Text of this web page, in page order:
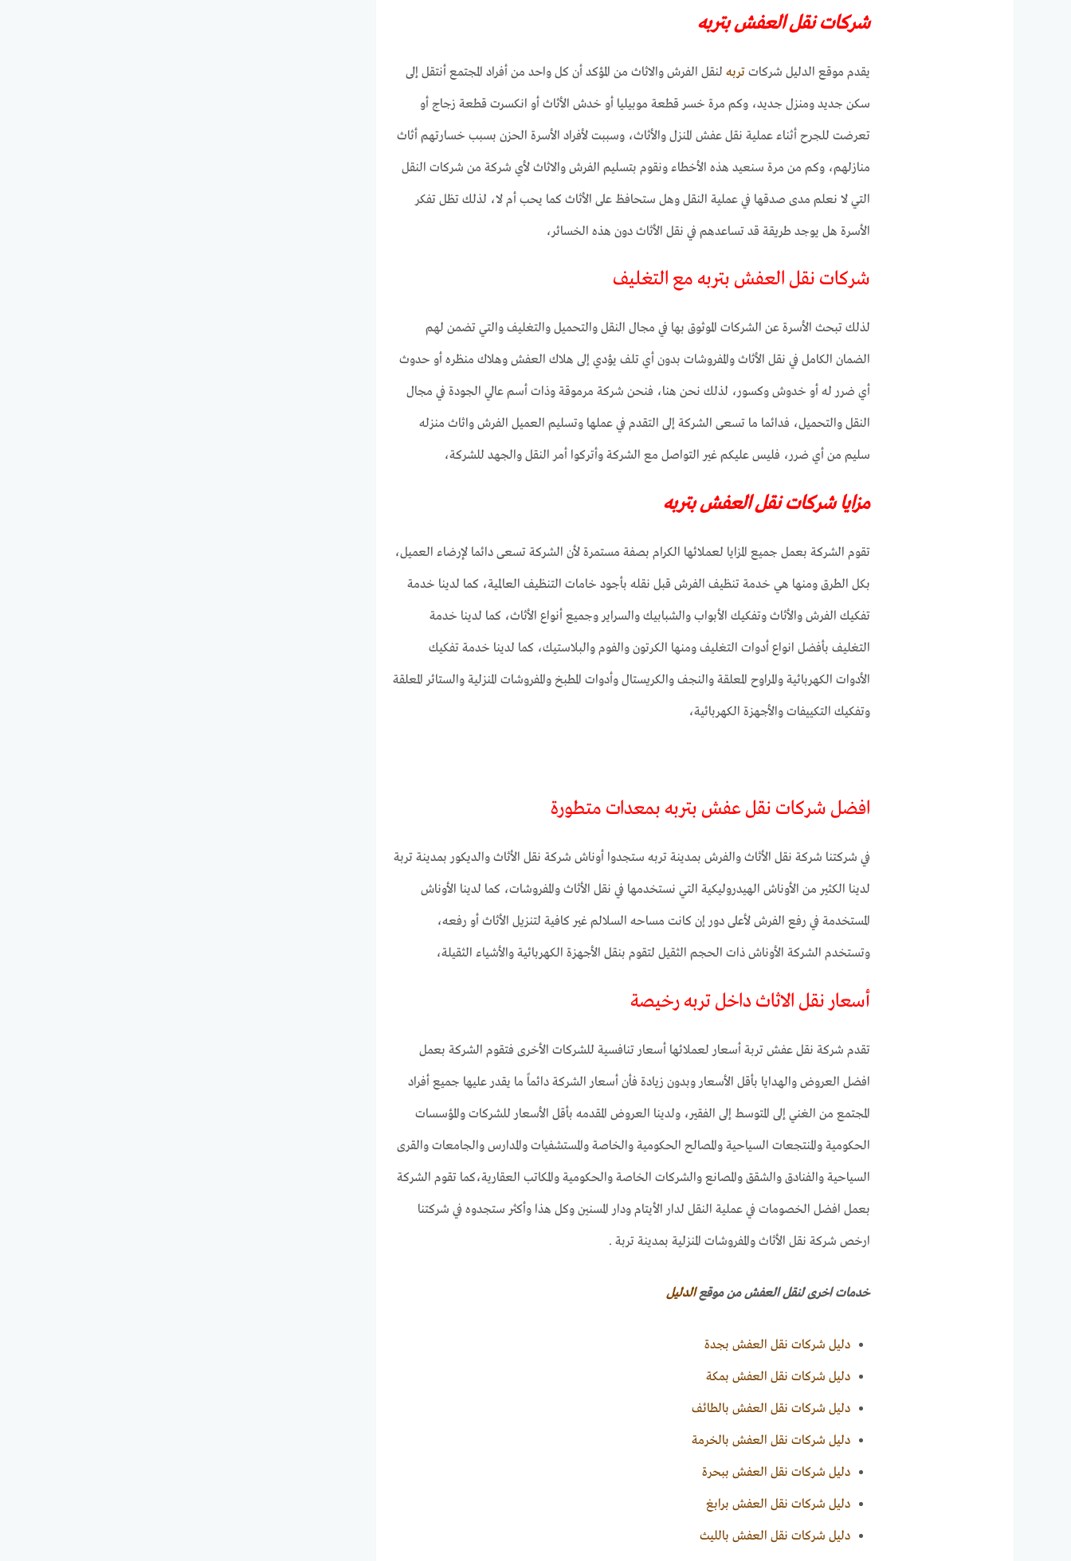
شركات نقل العفش بتربه
يقدم موقع الدليل شركات تربهلنقل الفرش والاثاث من المؤكد أن كل واحد من أفراد المجتمع أنتقل إلى
سكن جديد ومنزل جديد، وكم مرة خسر قطعة موبيليا أو خدش الأثاث أو انكسرت قطعة زجاج أو
تعرضت للجرح أثناء عملية نقل عفش المنزل والأثاث، وسببت لأفراد الأسرة الحزن بسبب خسارتهم أثاث
منازلهم، وكم من مرة سنعيد هذه الأخطاء ونقوم بتسليم الفرش والاثاث لأي شركة من شركات النقل
التي لا نعلم مدى صدقها في عملية النقل وهل ستحافظ على الأثاث كما يحب أم لا، لذلك تظل تفكر
الأسرة هل يوجد طريقة قد تساعدهم في نقل الأثاث دون هذه الخسائر،
شركات نقل العفش بتربه مع التغليف
لذلك تبحث الأسرة عن الشركات الموثوق بها في مجال النقل والتحميل والتغليف والتي تضمن لهم
الضمان الكامل في نقل الأثاث والمفروشات بدون أي تلف يؤدي إلى هلاك العفش وهلاك منظره أو حدوث
أي ضرر له أو خدوش وكسور، لذلك نحن هنا، فنحن شركة مرموقة وذات أسم عالي الجودة في مجال
النقل والتحميل، فدائما ما تسعى الشركة إلى التقدم في عملها وتسليم العميل الفرش واثاث منزله
سليم من أي ضرر، فليس عليكم غير التواصل مع الشركة وأتركوا أمر النقل والجهد للشركة،
مزايا شركات نقل العفش بتربه
تقوم الشركة بعمل جميع المزايا لعملائها الكرام بصفة مستمرة لأن الشركة تسعى دائما لإرضاء العميل،
بكل الطرق ومنها هي خدمة تنظيف الفرش قبل نقله بأجود خامات التنظيف العالمية، كما لدينا خدمة
تفكيك الفرش والأثاث وتفكيك الأبواب والشبابيك والسراير وجميع أنواع الأثاث، كما لدينا خدمة
التغليف بأفضل انواع أدوات التغليف ومنها الكرتون والفوم والبلاستيك، كما لدينا خدمة تفكيك
الأدوات الكهربائية والمراوح المعلقة والنجف والكريستال وأدوات المطبخ والمفروشات المنزلية والستائر المعلقة
وتفكيك التكييفات والأجهزة الكهربائية،
افضل شركات نقل عفش بتربه بمعدات متطورة
في شركتنا شركة نقل الأثاث والفرش بمدينة تربه ستجدوا أوناش شركة نقل الأثاث والديكور بمدينة تربة
لدينا الكثير من الأوناش الهيدروليكية التي نستخدمها في نقل الأثاث والمفروشات، كما لدينا الأوناش
المستخدمة في رفع الفرش لأعلى دور إن كانت مساحه السلالم غير كافية لتنزيل الأثاث أو رفعه،
وتستخدم الشركة الأوناش ذات الحجم الثقيل لتقوم بنقل الأجهزة الكهربائية والأشياء الثقيلة،
أسعار نقل الاثاث داخل تربه رخيصة
تقدم شركة نقل عفش تربة أسعار لعملائها أسعار تنافسية للشركات الأخرى فتقوم الشركة بعمل
افضل العروض والهدايا بأقل الأسعار وبدون زيادة فأن أسعار الشركة دائماً ما يقدر عليها جميع أفراد
المجتمع من الغني إلى المتوسط إلى الفقير، ولدينا العروض المقدمه بأقل الأسعار للشركات والمؤسسات
الحكومية والمنتجعات السياحية والمصالح الحكومية والخاصة والمستشفيات والمدارس والجامعات والقرى
السياحية والفنادق والشقق والمصانع والشركات الخاصة والحكومية والمكاتب العقارية،كما تقوم الشركة
بعمل افضل الخصومات في عملية النقل لدار الأيتام ودار المسنين وكل هذا وأكثر ستجدوه في شركتنا
ارخص شركة نقل الأثاث والمفروشات المنزلية بمدينة تربة .
خدمات اخرى لنقل العفش من موقعالدليل
دليل شركات نقل العفش بجدة
دليل شركات نقل العفش بمكة
دليل شركات نقل العفش بالطائف
دليل شركات نقل العفش بالخرمة
دليل شركات نقل العفش ببحرة
دليل شركات نقل العفش برابغ
دليل شركات نقل العفش بالليث